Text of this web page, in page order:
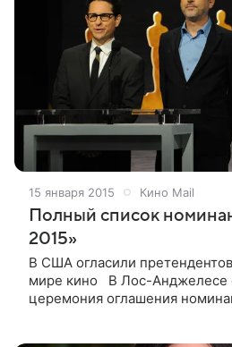
15 января 2015 Кино Mail
Полный список
2015»
В США огласили
мире кино В Лос-Анджелесе
церемония оглашения